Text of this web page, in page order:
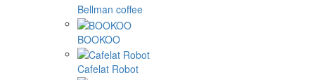
Bellman coffee
BOOKOO
Cafelat Robot